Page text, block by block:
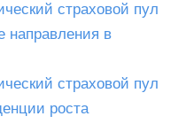
страховой пул
направления в
страховой пул
роста